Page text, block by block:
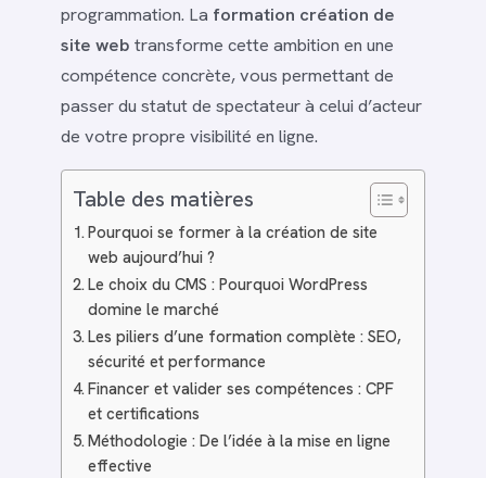
programmation. La formation création de
site web transforme cette ambition en une
compétence concrète, vous permettant de
passer du statut de spectateur à celui d’acteur
de votre propre visibilité en ligne.
Table des matières
Pourquoi se former à la création de site
web aujourd’hui ?
Le choix du CMS : Pourquoi WordPress
domine le marché
Les piliers d’une formation complète : SEO,
sécurité et performance
Financer et valider ses compétences : CPF
et certifications
Méthodologie : De l’idée à la mise en ligne
effective